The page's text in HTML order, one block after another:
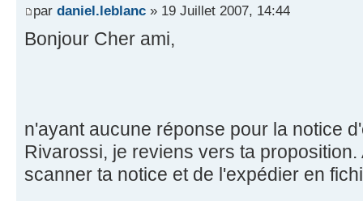
par daniel.leblanc » 19 Juillet 2007, 14:44
Bonjour Cher ami,
n'ayant aucune réponse pour la notice
Rivarossi, je reviens vers ta
scanner ta notice et de l'expédier en